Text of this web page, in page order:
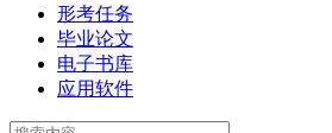
形考任务
毕业论文
电子书库
应用软件